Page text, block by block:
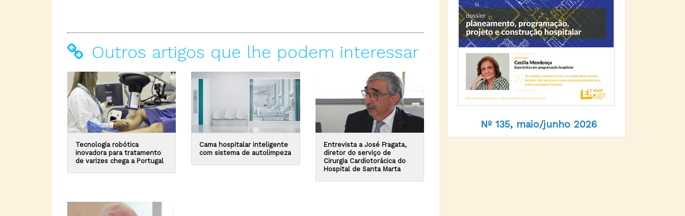
Outros artigos que lhe podem interessar
Tecnologia robótica
inovadora para tratamento
de varizes chega a Portugal
Cama hospitalar inteligente
com sistema de autolimpeza
Entrevista a José Fragata,
diretor do serviço de
Cirurgia Cardiotorácica do
Hospital de Santa Marta
Nº 135, maio/junho 2026